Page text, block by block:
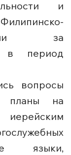
и
за
в период
вопросы
планы на
языки,